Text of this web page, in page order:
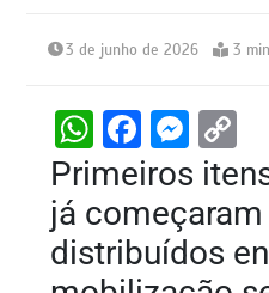
3 de junho de 2026 3 min
W
h
at
s
A
F
a
c
e
b
M
e
s
s
e
o
p
y
Li
Primeiros
já começaram
distribuídos